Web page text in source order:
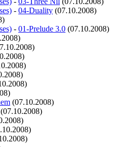
- 04-Duality (07.10.2008)
- 01-Prelude 3.0 (07.10.2008)
(07.10.2008)
(07.10.2008)